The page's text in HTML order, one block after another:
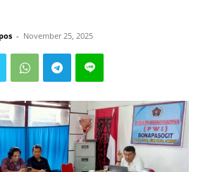
- November 25, 2025